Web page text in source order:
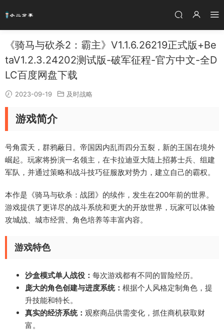
《骑马与砍杀2：霸主》V1.1.6.26219正式版+Be
taV1.2.3.24202测试版-破军征程-官方中文-全D
LC百度网盘下载
2023-09-19 及时战略
游戏简介
号角震天，群鸦蔽日。帝国因内乱而四分五裂，新的王国在境外
崛起。玩家将扮演一名领主，在卡拉迪亚大陆上招募士兵、组建
军队，并通过策略和战斗技巧征服敌对势力，建立自己的霸权。
本作是《骑马与砍杀：战团》的续作，发生在200年前的世界。
游戏提供了更详尽的战斗系统和更大的开放世界，玩家可以体验
攻城战、城市经营、角色培养等丰富内容。
游戏特色
沙盒模式单人战役： 每次游戏都有不同的冒险经历。
庞大的角色创建与进度系统： 根据个人风格定制角色，提
升技能和特长。
真实的经济系统： 观察商品供需变化，抓住商机获取财
富。